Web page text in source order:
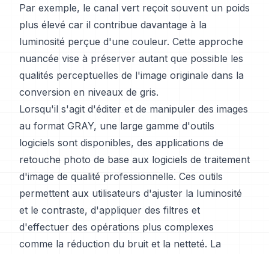
Par exemple, le canal vert reçoit souvent un poids
plus élevé car il contribue davantage à la
luminosité perçue d'une couleur. Cette approche
nuancée vise à préserver autant que possible les
qualités perceptuelles de l'image originale dans la
conversion en niveaux de gris.
Lorsqu'il s'agit d'éditer et de manipuler des images
au format GRAY, une large gamme d'outils
logiciels sont disponibles, des applications de
retouche photo de base aux logiciels de traitement
d'image de qualité professionnelle. Ces outils
permettent aux utilisateurs d'ajuster la luminosité
et le contraste, d'appliquer des filtres et
d'effectuer des opérations plus complexes
comme la réduction du bruit et la netteté. La